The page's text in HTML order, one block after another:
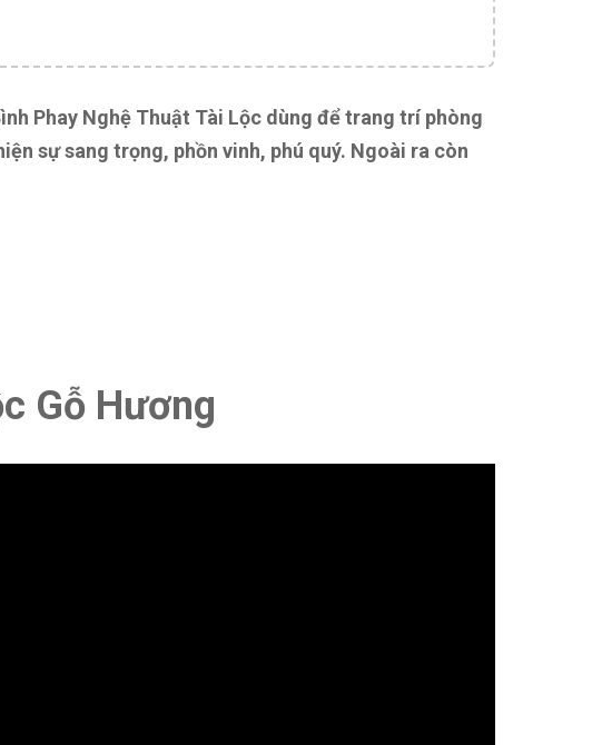
Phay Nghệ Thuật Tài Lộc dùng để trang trí phòng
sự sang trọng, phồn vinh, phú quý. Ngoài ra còn
Gỗ Hương